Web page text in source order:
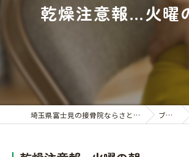
乾燥注意報…火曜
埼玉県富士見の接骨院ならさとう接骨院 ブログ